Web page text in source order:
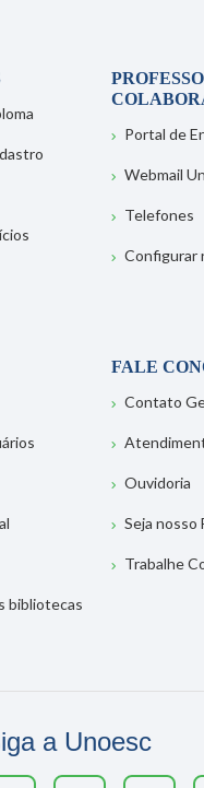
Portal de
Webmail
Telefones
Configurar
bibliotecas
FALE
Contato
Ouvidoria
Seja nosso
Trabalhe
a Unoesc